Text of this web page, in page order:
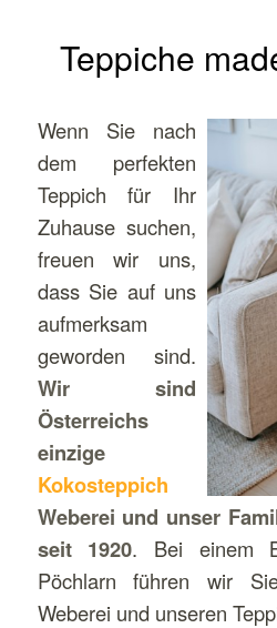
Teppiche
Wenn Sie nach
dem perfekten
Teppich für Ihr
Zuhause suchen,
freuen wir uns,
dass Sie auf uns
aufmerksam
geworden sind.
Wir sind
Österreichs
einzige
Kokosteppich
Weberei und unser
seit 1920. Bei einem
Pöchlarn führen wir
Weberei und unseren